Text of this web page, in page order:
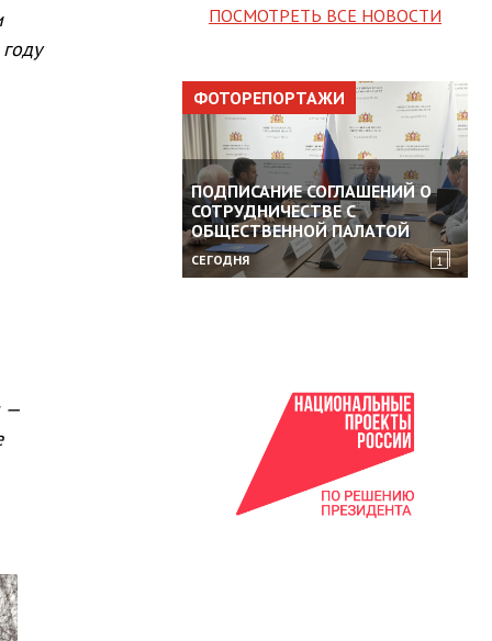
—
ПОСМОТРЕТЬ ВСЕ НОВОСТИ
ФОТОРЕПОРТАЖИ
ПОДПИСАНИЕ СОГЛАШЕНИЙ О
СОТРУДНИЧЕСТВЕ С
ОБЩЕСТВЕННОЙ ПАЛАТОЙ
СЕГОДНЯ 1